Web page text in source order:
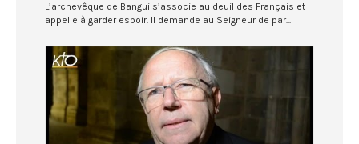
L’archevêque de Bangui s’associe au deuil des Français et
appelle à garder espoir. Il demande au Seigneur de par...